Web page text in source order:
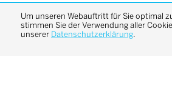
Um unseren Webauftritt für Sie optimal
stimmen Sie der Verwendung aller
unserer Datenschutzerklärung.